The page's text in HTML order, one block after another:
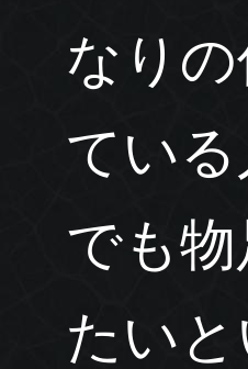
なり
てい
でも
たい